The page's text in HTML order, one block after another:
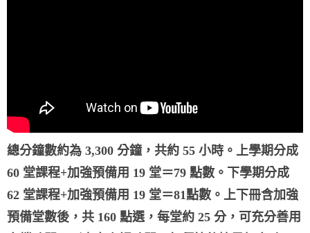
總分鐘數約為 3,300 分鐘，共約 55 小時。上學期分成
60 堂課程+加強預備用 19 堂＝79 點數。下學期分成
62 堂課程+加強預備用 19 堂＝81點數。上下冊含加強
預備堂數後，共 160 點選，每堂約 25 分，可充分善用